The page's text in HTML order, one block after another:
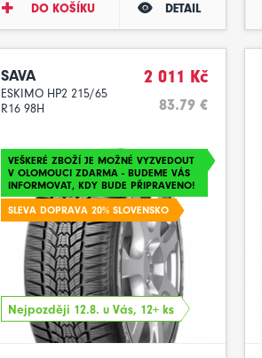
DO KOŠÍKU DETAIL
SAVA
ESKIMO HP2 215/65
R16 98H
2 011 Kč
83.79 €
VEŠKERÉ ZBOŽÍ JE MOŽNÉ VYZVEDOUT
V OLOMOUCI ZDARMA - BUDEME VÁS
INFORMOVAT, KDY BUDE PŘIPRAVENO!
SLEVA DOPRAVA 20% SLOVENSKO
Nejpozději 12.8. u Vás, 12+ ks